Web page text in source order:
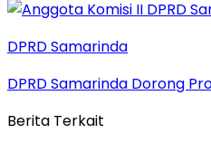
DPRD Samarinda
DPRD Samarinda Dorong
Berita Terkait